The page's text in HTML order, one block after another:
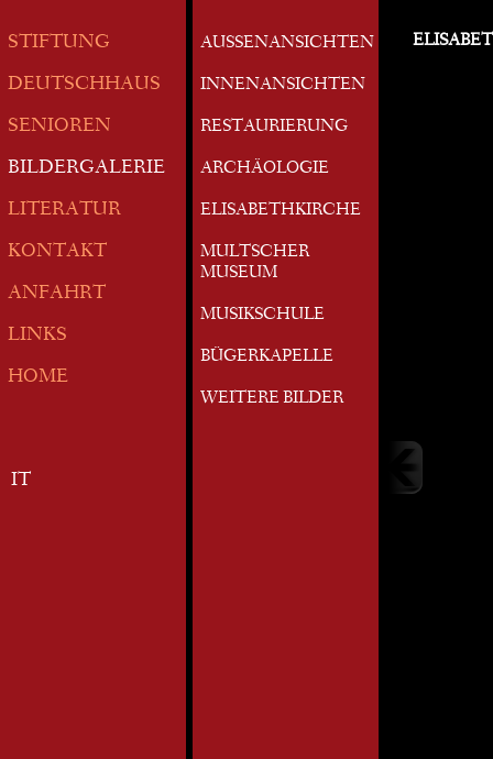
STIFTUNG
DEUTSCHHAUS
SENIOREN
BILDERGALERIE
LITERATUR
KONTAKT
ANFAHRT
LINKS
HOME
IT
AUSSENANSICHTEN
INNENANSICHTEN
RESTAURIERUNG
ARCHÄOLOGIE
ELISABETHKIRCHE
MULTSCHER
MUSEUM
MUSIKSCHULE
BÜGERKAPELLE
WEITERE BILDER